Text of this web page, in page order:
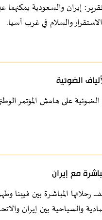
إيران والسعودية
والسلام في غرب آسيا.
الضوئية
على هامش المؤتمر
مع إيران
والسياحية بين إيران